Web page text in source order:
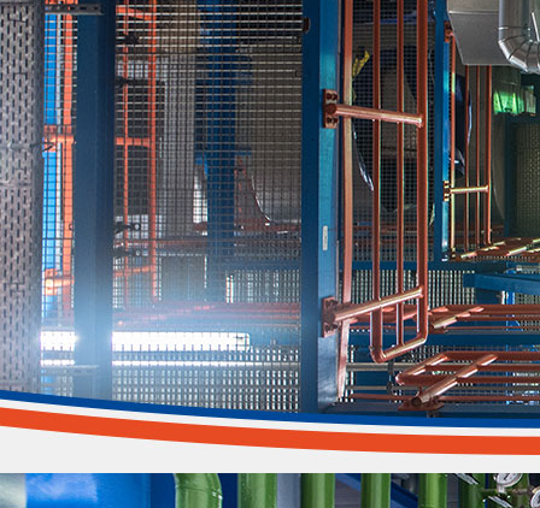
Entsorgungssicherheit